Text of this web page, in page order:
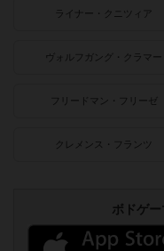
ライナー・クニツィア
ヴォルフガング・クラマー
フリードマン・フリーゼ
クレメンス・フランツ
ボドゲ